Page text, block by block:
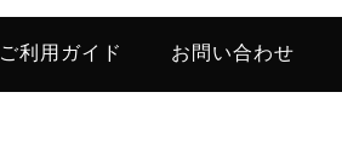
ご利用ガイド お問い合わせ